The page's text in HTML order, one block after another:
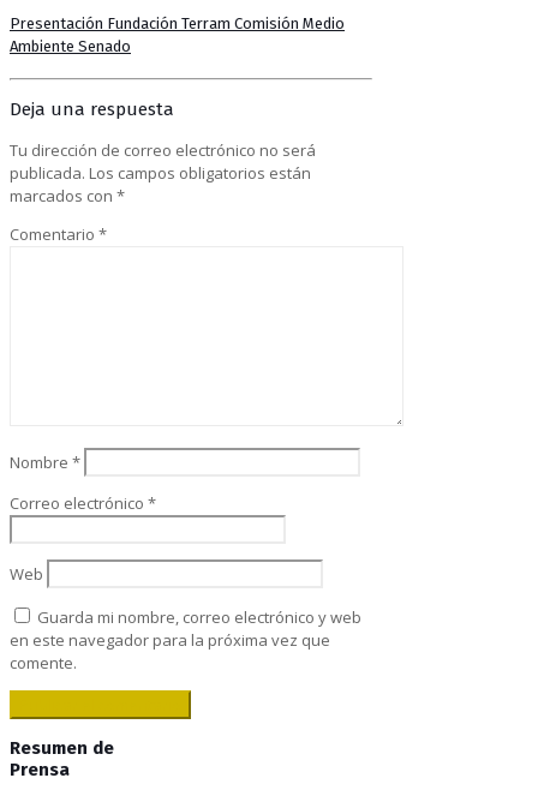
Presentación Fundación Terram Comisión Medio
Ambiente Senado
Deja una respuesta
Tu dirección de correo electrónico no será
publicada. Los campos obligatorios están
marcados con *
Comentario *
Nombre *
Correo electrónico *
Web
Guarda mi nombre, correo electrónico y web
en este navegador para la próxima vez que
comente.
Resumen de
Prensa